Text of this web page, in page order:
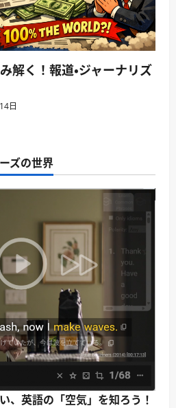
解く！報道・ジャーナリズ
日
ズの世界
、英語の「空気」を知ろう！